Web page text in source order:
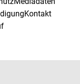
Kontakt